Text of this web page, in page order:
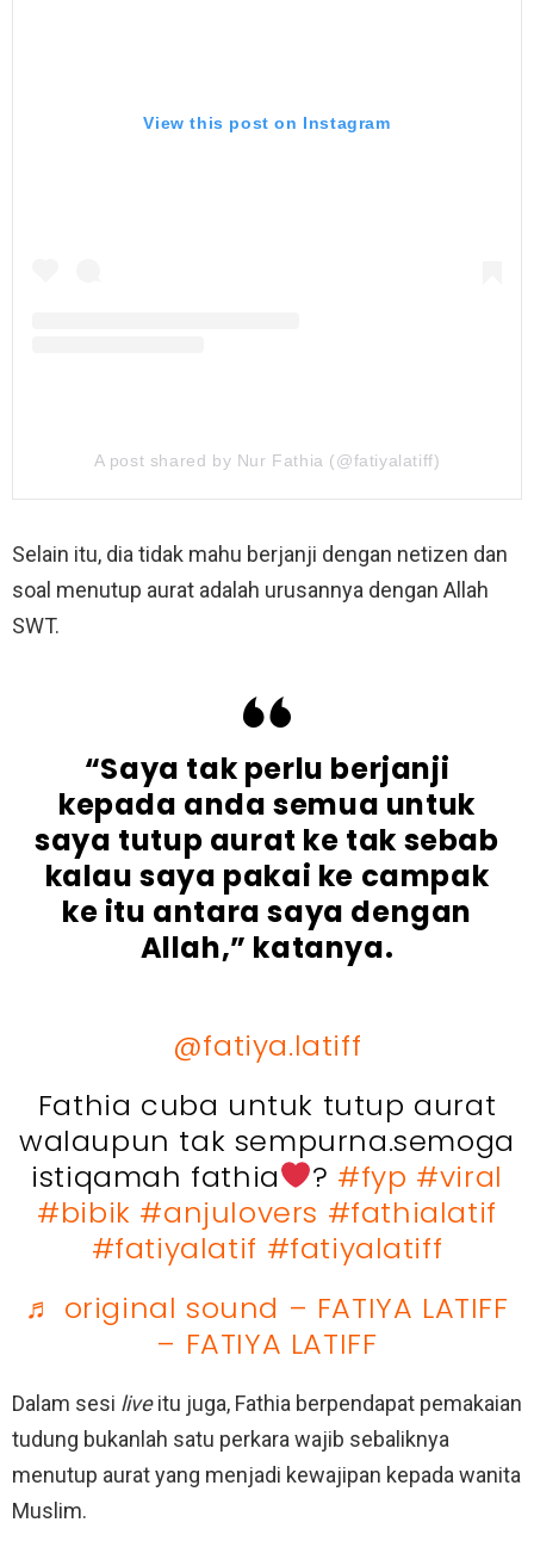
View this post on Instagram
A post shared by Nur Fathia (@fatiyalatiff)
Selain itu, dia tidak mahu berjanji dengan netizen dan
soal menutup aurat adalah urusannya dengan Allah
SWT.
“Saya tak perlu berjanji
kepada anda semua untuk
saya tutup aurat ke tak sebab
kalau saya pakai ke campak
ke itu antara saya dengan
Allah,” katanya.
@fatiya.latiff
Fathia cuba untuk tutup aurat
walaupun tak sempurna.semoga
istiqamah fathia
‍? #fyp #viral
#bibik #anjulovers #fathialatif
#fatiyalatif #fatiyalatiff
♬ original sound – FATIYA LATIFF
– FATIYA LATIFF
Dalam sesi liveitu juga, Fathia berpendapat pemakaian
tudung bukanlah satu perkara wajib sebaliknya
menutup aurat yang menjadi kewajipan kepada wanita
Muslim.